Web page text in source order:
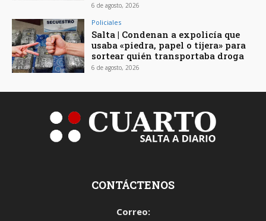
6 de agosto, 2026
Policiales
Salta | Condenan a expolicía que
usaba «piedra, papel o tijera» para
sortear quién transportaba droga
6 de agosto, 2026
CONTÁCTENOS
Correo: